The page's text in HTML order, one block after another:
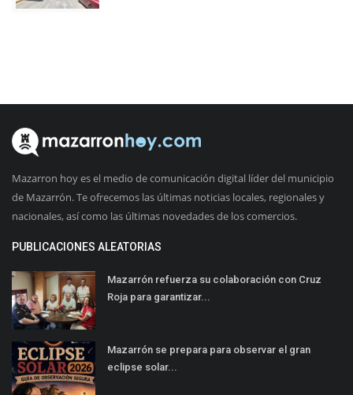
Mazarron hoy es el medio de comunicación digital líder del municipio
de Mazarrón. Te ofrecemos las últimas noticias locales, regionales y
nacionales, así como las últimas novedades de los comercios.
PUBLICACIONES ALEATORIAS
Mazarrón refuerza su colaboración con Cruz
Roja para garantizar...
Mazarrón se prepara para observar el gran
eclipse solar...